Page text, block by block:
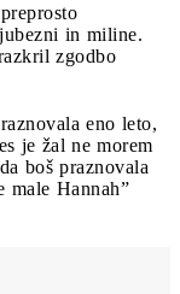
in miline.
zgodbo
eno leto,
je žal ne morem
boš praznovala
male Hannah”